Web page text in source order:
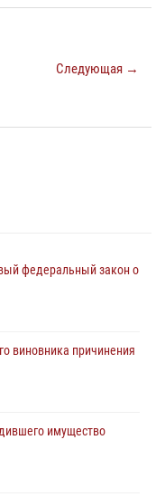
Следующая →
федеральный закон о
виновника причинения
имущество